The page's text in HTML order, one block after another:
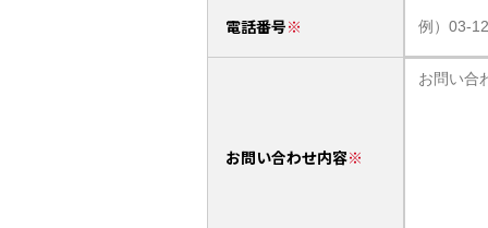
電話番号
お問い合わせ内容